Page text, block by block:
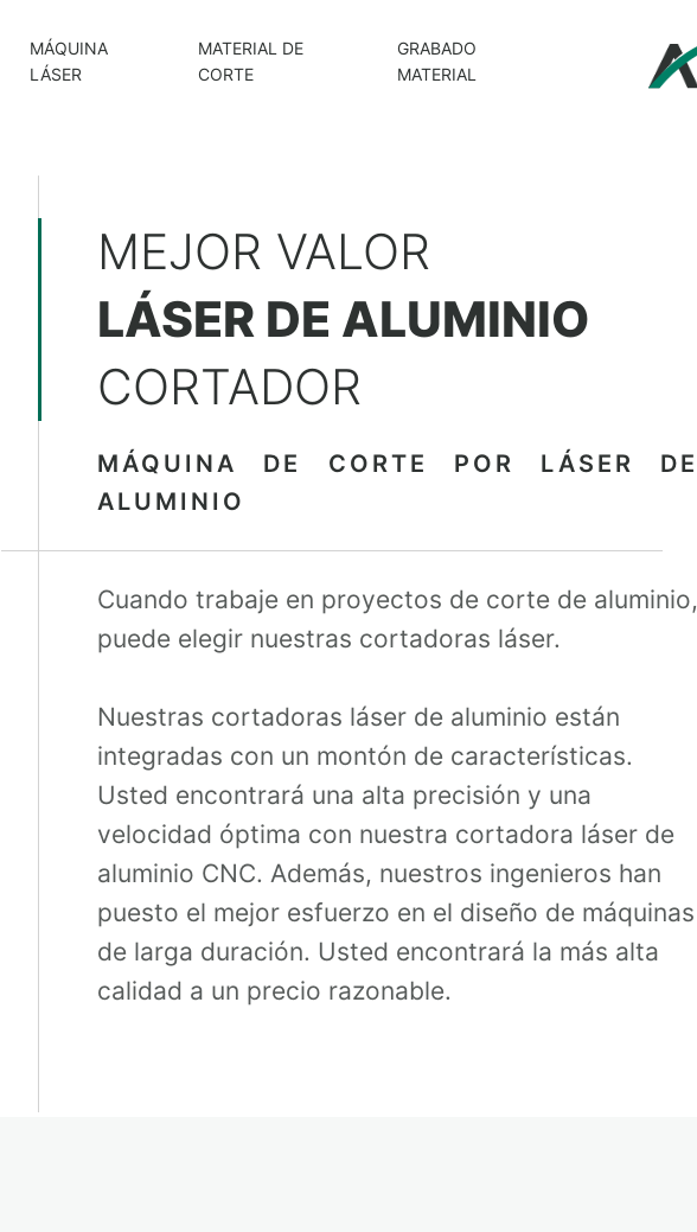
MÁQUINA
LÁSER
MATERIAL DE
CORTE
GRABADO
MATERIAL
MEJOR VALOR
LÁSER DE ALUMINIO
CORTADOR
MÁQUINA DE CORTE POR LÁSER DE
ALUMINIO
Cuando trabaje en proyectos de corte de aluminio,
puede elegir nuestras cortadoras láser.
Nuestras cortadoras láser de aluminio están
integradas con un montón de características.
Usted encontrará una alta precisión y una
velocidad óptima con nuestra cortadora láser de
aluminio CNC. Además, nuestros ingenieros han
puesto el mejor esfuerzo en el diseño de máquinas
de larga duración. Usted encontrará la más alta
calidad a un precio razonable.